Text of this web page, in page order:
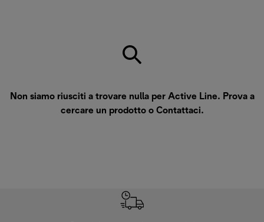
Non siamo riusciti a trovare nulla per Active Line. Prova a
cercare un prodotto o Contattaci.